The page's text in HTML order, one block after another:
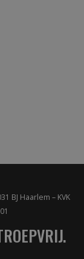
BJ Haarlem – KVK